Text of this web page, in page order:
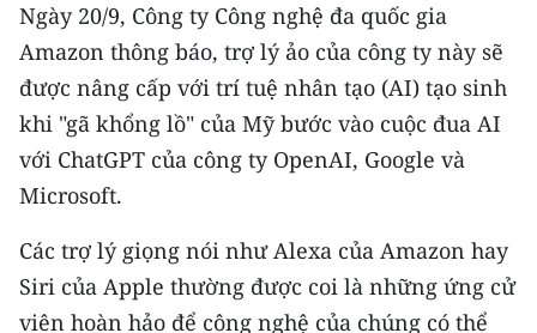
KIỂM CHỨNG THÔNG TIN
TRI THỨC CHUYÊN SÂU
54 DÂN TỘC VIỆT NAM
CHƯƠNG TRÌNH OCOP - MỖI XÃ
RADIO
Ngày 20/9, Công ty Công nghệ đa quốc gia
Amazon thông báo, trợ lý ảo của công ty này sẽ
được nâng cấp với trí tuệ nhân tạo (AI) tạo sinh
khi "gã khổng lồ" của Mỹ bước vào cuộc đua AI
với ChatGPT của công ty OpenAI, Google và
Microsoft.
Các trợ lý giọng nói như Alexa của Amazon hay
Siri của Apple thường được coi là những ứng cử
viên hoàn hảo để công nghệ của chúng có thể